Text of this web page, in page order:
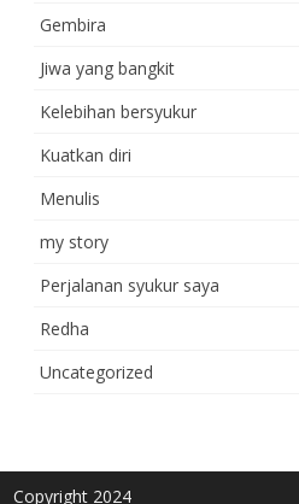
Gembira
Jiwa yang bangkit
Kelebihan bersyukur
Kuatkan diri
Menulis
my story
Perjalanan syukur saya
Redha
Uncategorized
Copyright 2024